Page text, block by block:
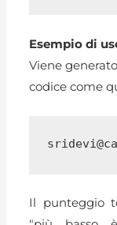
Esempio di
Viene
codice come
Il punteggio